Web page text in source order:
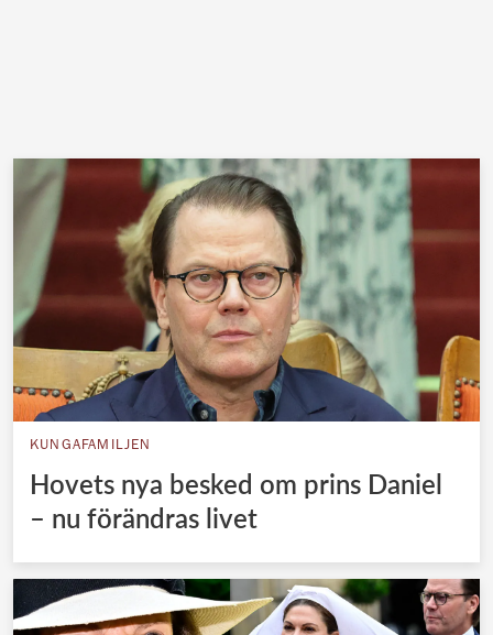
KUNGAFAMILJEN
Hovets nya besked om prins Daniel
– nu förändras livet